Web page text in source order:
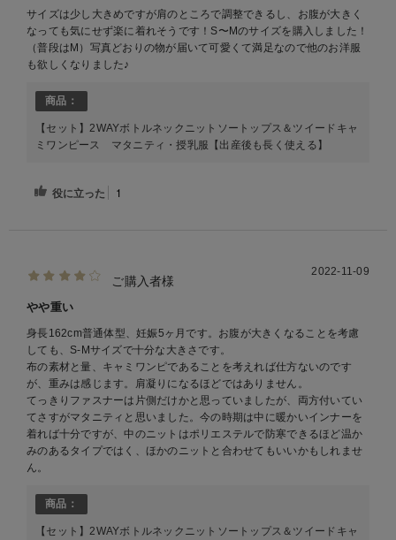
サイズは少し大きめですが肩のところで調整できるし、お腹が大きく
なっても気にせず楽に着れそうです！S〜Mのサイズを購入しました！
（普段はM）写真どおりの物が届いて可愛くて満足なので他のお洋服
も欲しくなりました♪
商品：
【セット】2WAYボトルネックニットソートップス＆ツイードキャ
ミワンピース マタニティ・授乳服【出産後も長く使える】
役に立った 1
ご購入者様
2022-11-09
やや重い
身長162cm普通体型、妊娠5ヶ月です。お腹が大きくなることを考慮
しても、S-Mサイズで十分な大きさです。
布の素材と量、キャミワンピであることを考えれば仕方ないのです
が、重みは感じます。肩凝りになるほどではありません。
てっきりファスナーは片側だけかと思っていましたが、両方付いてい
てさすがマタニティと思いました。今の時期は中に暖かいインナーを
着れば十分ですが、中のニットはポリエステルで防寒できるほど温か
みのあるタイプではく、ほかのニットと合わせてもいいかもしれませ
ん。
商品：
【セット】2WAYボトルネックニットソートップス＆ツイードキャ